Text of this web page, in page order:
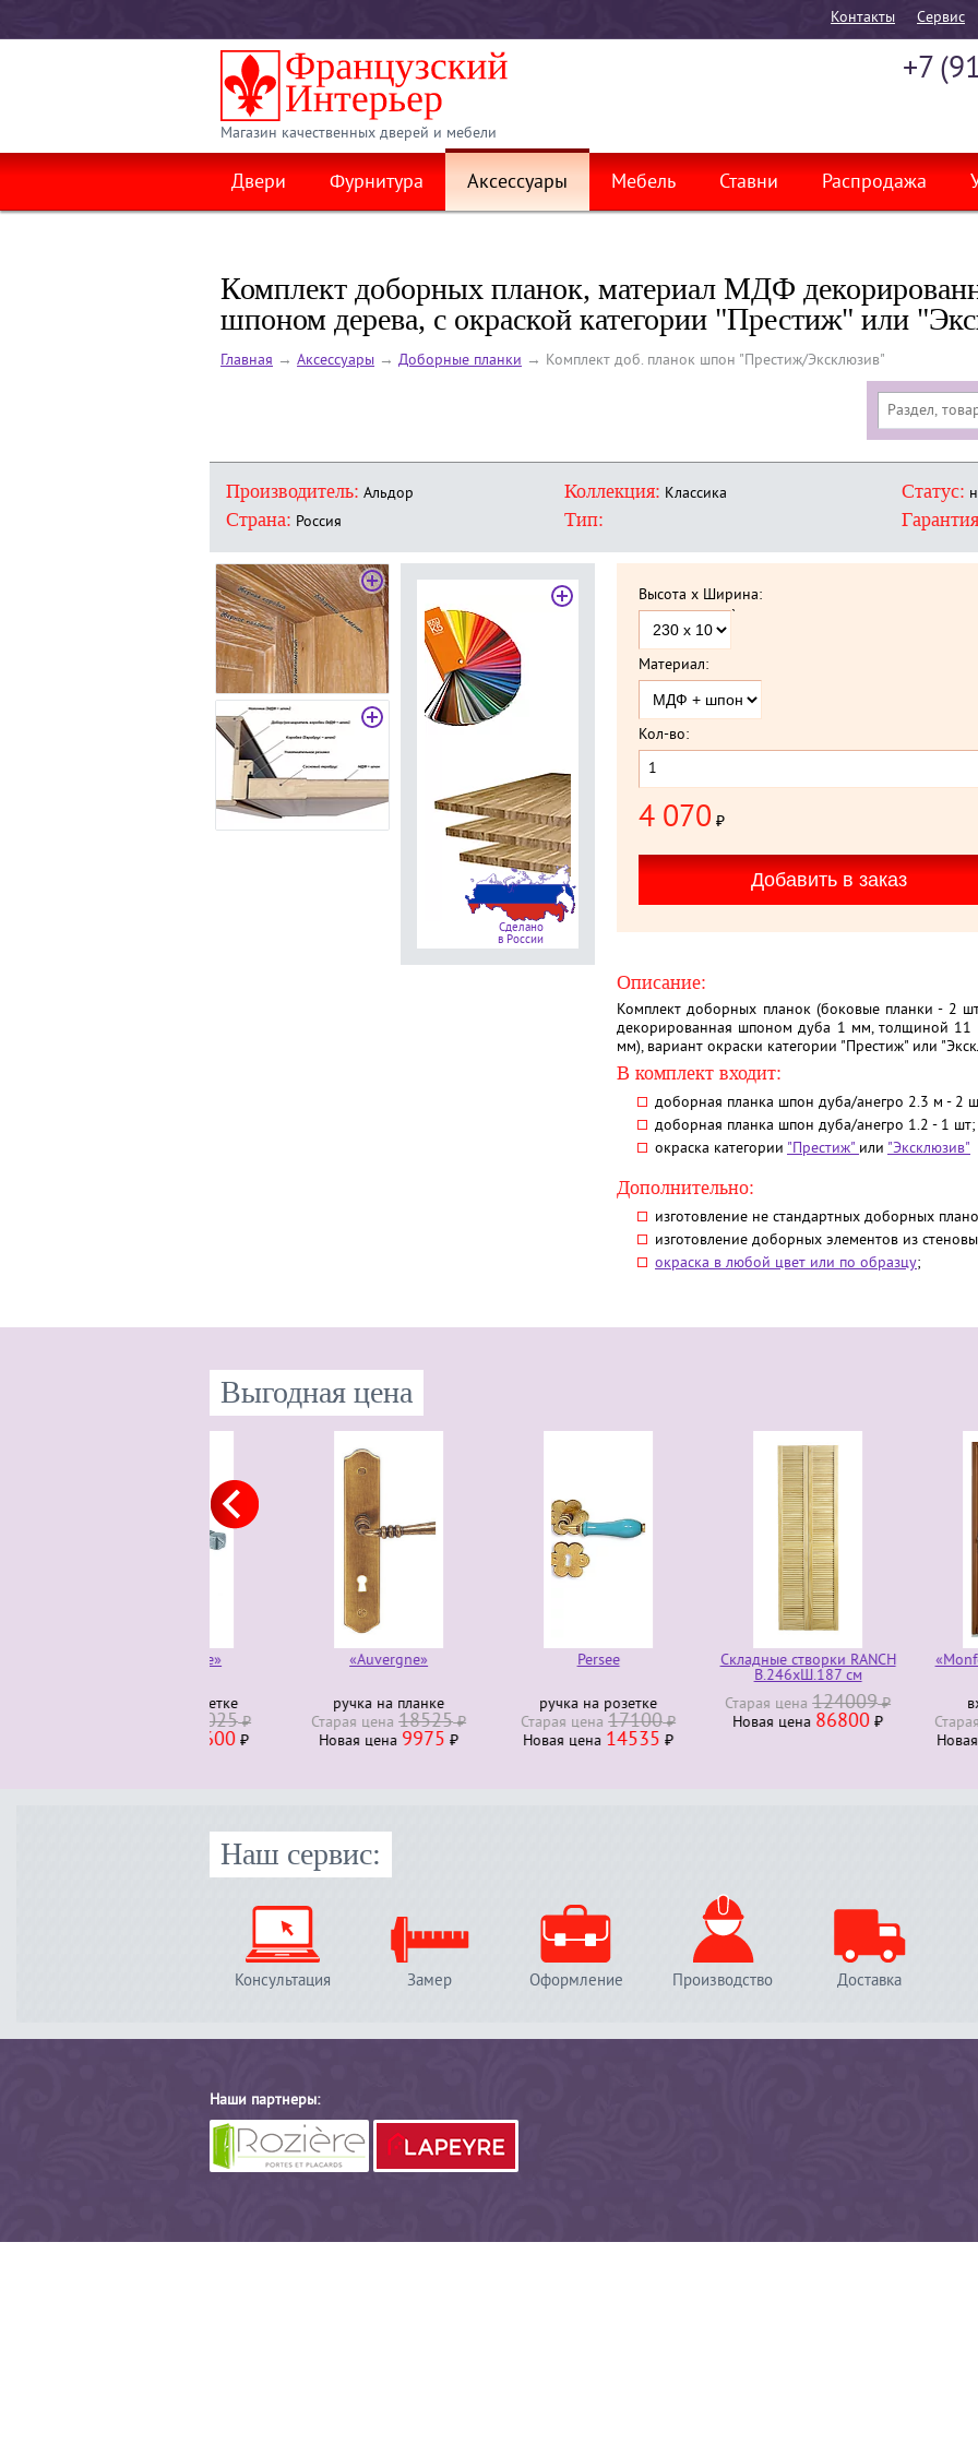
Контакты Cервис
Магазин качественных дверей и мебели
+7
Двери Фурнитура Аксессуары Мебель Ставни Распродажа
Комплект доборных планок, материал МДФ
шпоном дерева, с окраской категории "Престиж" или
Главная → Аксессуары → Доборные планки → Комплект доб. планок шпон "Престиж/Эксклюзив"
Производитель: Альдор Коллекция: Классика Статус:
Страна: Россия Тип:
Сделано
в России
Высота x Ширина:
Материал:
Кол-во:
`
4 070 ₽
Описание:
Комплект доборных планок (боковые планки - 2
декорированная шпоном дуба 1 мм, толщиной
мм), вариант окраски категории "Престиж" или
В комплект входит:
доборная планка шпон дуба/анегро 2.3 м - 2
доборная планка шпон дуба/анегро 1.2 - 1 шт;
окраска категории "Престиж" или "Эксклюзив"
Дополнительно:
изготовление не стандартных доборных
изготовление доборных элементов из
окраска в любой цвет или по образцу;
Выгодная цена
«Auvergne»
ручка на планке
Старая ценa18525₽
Новая ценa9975₽
ручка на розетке
Старая ценa17100₽
Новая ценa14535₽
Складные створки RANCH
В.246хШ.187 см
Старая ценa124009₽
Новая ценa86800₽
«Monfort bois
входная
Старая ценa
Новая ценa
Наш сервис:
Консультация Замер Оформление Производство Доставка
Наши партнеры: